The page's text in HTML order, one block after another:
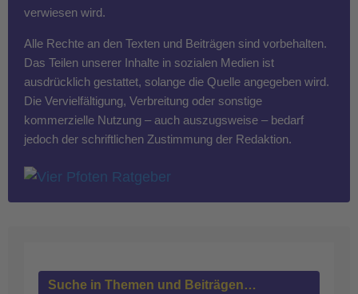
verwiesen wird.
Alle Rechte an den Texten und Beiträgen sind vorbehalten.
Das Teilen unserer Inhalte in sozialen Medien ist
ausdrücklich gestattet, solange die Quelle angegeben wird.
Die Vervielfältigung, Verbreitung oder sonstige
kommerzielle Nutzung – auch auszugsweise – bedarf
jedoch der schriftlichen Zustimmung der Redaktion.
Suche in Themen und Beiträgen…